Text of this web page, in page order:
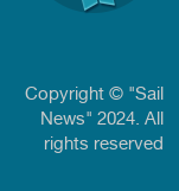
Copyright © "Sail
News" 2024. All
rights reserved